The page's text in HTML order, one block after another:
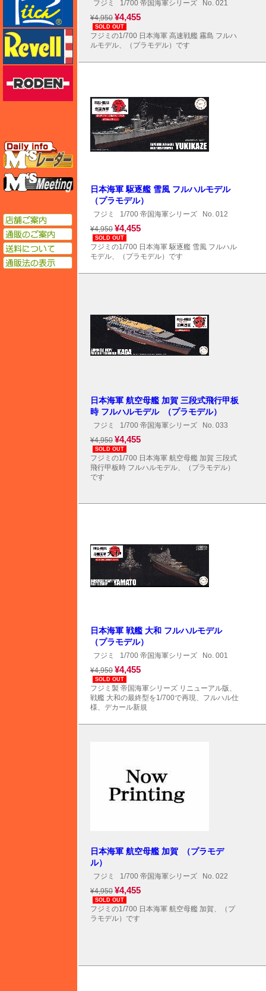
フジミ 1/700 帝国海軍シリーズ No. 021
¥4,950 ¥4,455
SOLD OUT
フジミの1/700 日本海軍 高速戦艦 霧島 フルハ
ルモデル、（プラモデル）です
日本海軍 駆逐艦 雪風 フルハルモデル
（プラモデル）
フジミ 1/700 帝国海軍シリーズ No. 012
¥4,950 ¥4,455
SOLD OUT
フジミの1/700 日本海軍 駆逐艦 雪風 フルハル
モデル、（プラモデル）です
日本海軍 航空母艦 加賀 三段式飛行甲板
時 フルハルモデル （プラモデル）
フジミ 1/700 帝国海軍シリーズ No. 033
¥4,950 ¥4,455
SOLD OUT
フジミの1/700 日本海軍 航空母艦 加賀 三段式
飛行甲板時 フルハルモデル、（プラモデル）
です
日本海軍 戦艦 大和 フルハルモデル
（プラモデル）
フジミ 1/700 帝国海軍シリーズ No. 001
¥4,950 ¥4,455
SOLD OUT
フジミ製 帝国海軍シリーズ リニューアル版、
戦艦 大和の最終型を1/700で再現、フルハル仕
様、デカール新規
日本海軍 航空母艦 加賀 （プラモデ
ル）
フジミ 1/700 帝国海軍シリーズ No. 022
¥4,950 ¥4,455
SOLD OUT
フジミの1/700 日本海軍 航空母艦 加賀、（プ
ラモデル）です
レベル
エムズレーダー
店舗ご案内
通販のご案内
送料について
通販法の表示